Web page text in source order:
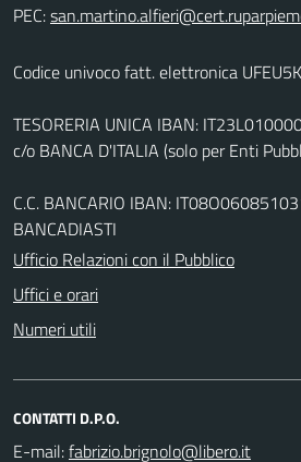
PEC:
Codice univoco fatt. elettronica UFEU5K
TESORERIA UNICA IBAN:
c/o BANCA D'ITALIA (solo per Enti
C.C. BANCARIO IBAN:
BANCADIASTI
Ufficio Relazioni con il Pubblico
Uffici e orari
Numeri utili
CONTATTI D.P.O.
E-mail: